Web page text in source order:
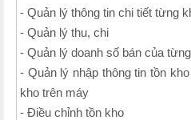
- Quản lý thông tin chi tiết từng
- Quản lý thu, chi
- Quản lý doanh số bán của
- Quản lý nhập thông tin tồn
kho trên máy
- Điều chỉnh tồn kho